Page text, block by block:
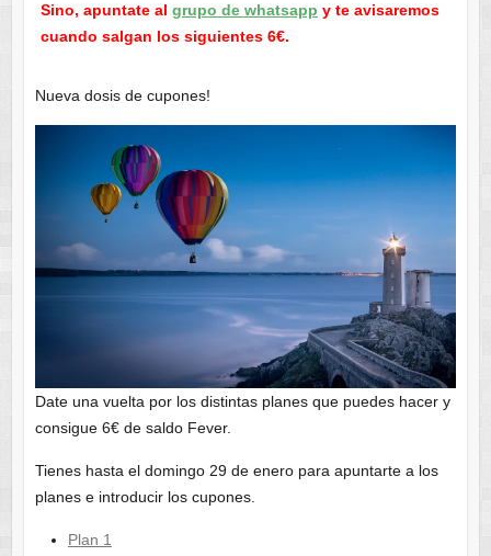
Sino, apuntate al grupo de whatsapp y te avisaremos
cuando salgan los siguientes 6€.
Nueva dosis de cupones!
Date una vuelta por los distintas planes que puedes hacer y
consigue 6€ de saldo Fever.
Tienes hasta el domingo 29 de enero para apuntarte a los
planes e introducir los cupones.
Plan 1